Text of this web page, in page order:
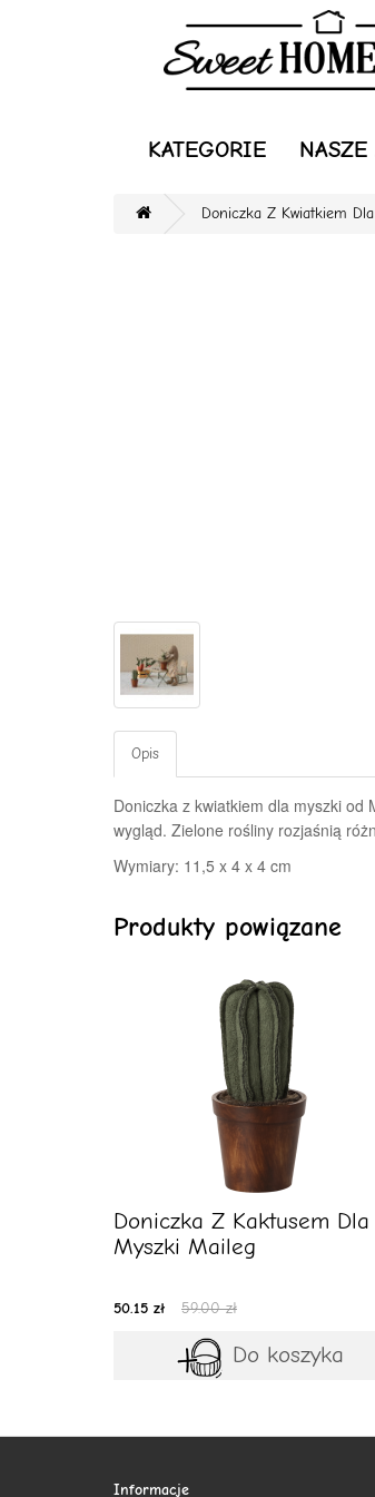
KATEGORIE
Doniczka Z Kwiatkiem
Opis
Doniczka z kwiatkiem dla myszki od
wygląd. Zielone rośliny rozjaśnią
Wymiary: 11,5 x 4 x 4 cm
Produkty powiązane
Doniczka Z Kaktusem Dla
Myszki Maileg
50.15 zł 59.00 zł
Do koszyka
Informacje